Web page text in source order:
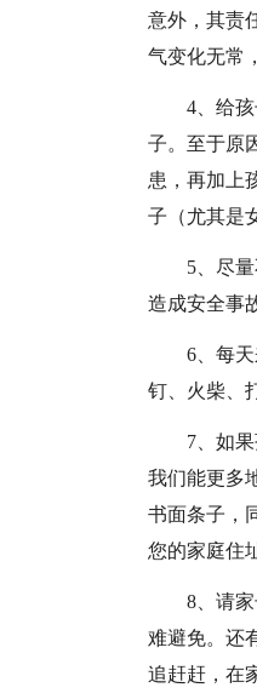
意外，其责
气变化无常
4、给
子。至于原
患，再加上
子（尤其是
5、尽
造成安全事
6、每
钉、火柴、
7、如
我们能更多
书面条子，
您的家庭住
8、请
难避免。还
追赶赶，在